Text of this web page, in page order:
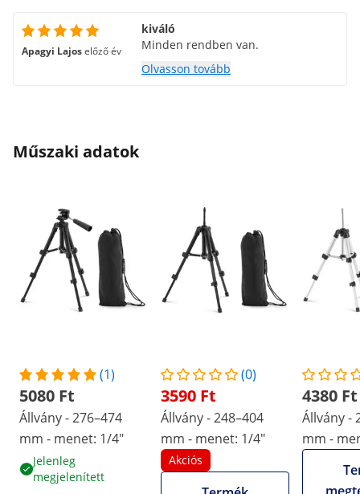
Apagyi Lajoselőző év
kiváló
Minden rendben van.
Olvasson tovább
Műszaki adatok
(1)
5080 Ft
Állvány - 276–474
mm - menet: 1/4"
Jelenleg
megjelenített
(0)
3590 Ft
Állvány - 248–404
mm - menet: 1/4"
Akciós
4380 Ft
Állvány -
mm -